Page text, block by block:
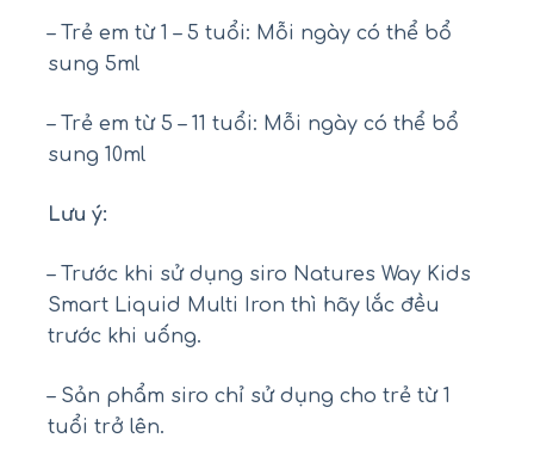
– Trẻ em từ 1 – 5 tuổi: Mỗi ngày có thể bổ
sung 5ml
– Trẻ em từ 5 – 11 tuổi: Mỗi ngày có thể bổ
sung 10ml
Lưu ý:
– Trước khi sử dụng siro Natures Way Kids
Smart Liquid Multi Iron thì hãy lắc đều
trước khi uống.
– Sản phẩm siro chỉ sử dụng cho trẻ từ 1
tuổi trở lên.